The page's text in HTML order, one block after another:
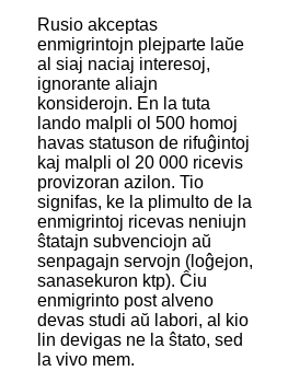
Rusio akceptas
enmigrintojn plejparte laŭe
al siaj naciaj interesoj,
ignorante aliajn
konsiderojn. En la tuta
lando malpli ol 500 homoj
havas statuson de rifuĝintoj
kaj malpli ol 20 000 ricevis
provizoran azilon. Tio
signifas, ke la plimulto de la
enmigrintoj ricevas neniujn
ŝtatajn subvenciojn aŭ
senpagajn servojn (loĝejon,
sanasekuron ktp). Ĉiu
enmigrinto post alveno
devas studi aŭ labori, al kio
lin devigas ne la ŝtato, sed
la vivo mem.